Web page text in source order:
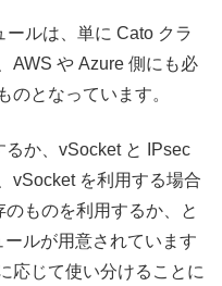
ールは、単に Cato クラ
AWS や Azure 側にも必
のとなっています。
か、vSocket と IPsec
vSocket を利用する場合
ものを利用するか、と
ルが用意されています
応じて使い分けることに